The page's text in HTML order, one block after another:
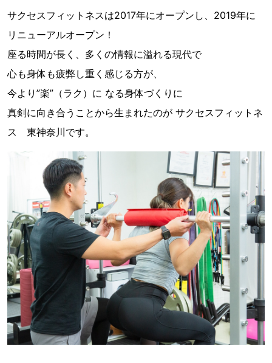
サクセスフィットネスは2017年にオープンし、2019年に
リニューアルオープン！
座る時間が長く、多くの情報に溢れる現代で
心も身体も疲弊し重く感じる方が、
今より”楽”（ラク）に なる身体づくりに
真剣に向き合うことから生まれたのが サクセスフィットネ
ス 東神奈川です。